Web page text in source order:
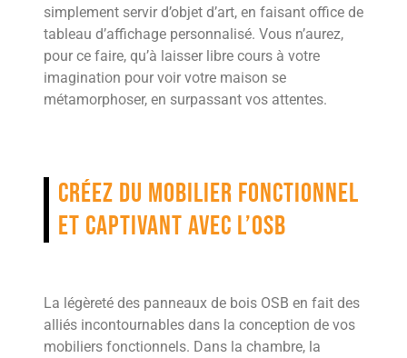
simplement servir d’objet d’art, en faisant office de
tableau d’affichage personnalisé. Vous n’aurez,
pour ce faire, qu’à laisser libre cours à votre
imagination pour voir votre maison se
métamorphoser, en surpassant vos attentes.
Créez du mobilier fonctionnel
et captivant avec l’OSB
La légèreté des panneaux de bois OSB en fait des
alliés incontournables dans la conception de vos
mobiliers fonctionnels. Dans la chambre, la